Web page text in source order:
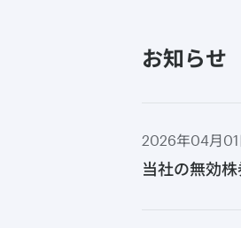
お知らせ
2026年04月01
当社の無効